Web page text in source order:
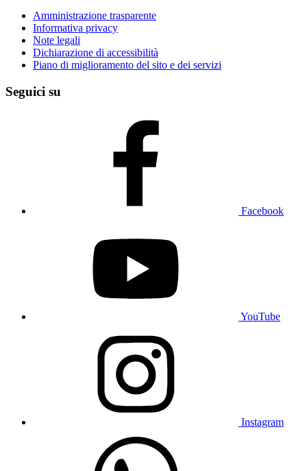
Amministrazione trasparente
Informativa privacy
Note legali
Dichiarazione di accessibilità
Piano di miglioramento del sito e dei servizi
Seguici su
Facebook
YouTube
Instagram